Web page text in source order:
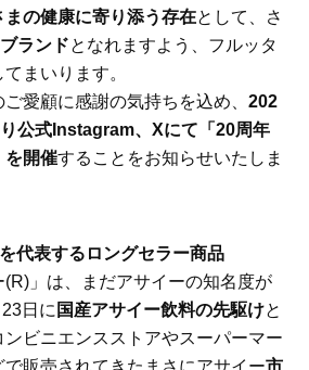
まの健康に寄り添う存在として、さ
ランドとなれますよう、フルッタ
まいります。
愛顧に感謝の気持ちを込め、 202
公式Instagram、Xにて「20周年
を開催することをお知らせいたしま
代表するロングセラー商品
(R)」は、まだアサイーの知名度が
日に 国産アサイー飲料の先駆けと
ンビニエンスストアやスーパーマー
販売されてきたまさにアサイー市